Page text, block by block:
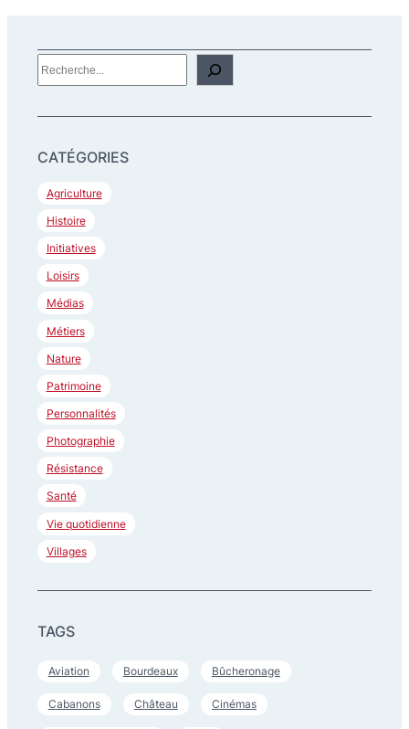
R
e
c
e
CATÉGORIES
Agriculture
Histoire
Initiatives
Loisirs
Médias
Métiers
Nature
Patrimoine
Personnalités
Photographie
Résistance
Santé
Vie quotidienne
Villages
TAGS
Aviation Bourdeaux Bûcheronage
Cabanons Château Cinémas